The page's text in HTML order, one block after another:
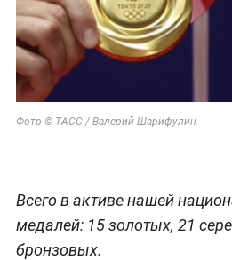
Фото © ТАСС / Валерий Шарифулин
Всего в активе нашей
медалей: 15 золотых, 21
бронзовых.